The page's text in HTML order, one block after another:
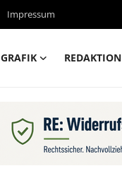
Impressum
GRAFIK REDAKTION